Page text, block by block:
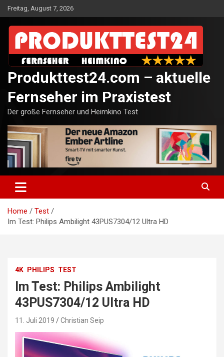
Skip
to
content
Freitag, August 7, 2026
Produkttest24.com – aktuelle
Fernseher im Praxistest
Der große Fernseher und Heimkino Test
Home
Test
Im Test: Philips Ambilight 43PUS7304/12 Ultra HD
4K PHILIPS TEST
Im Test: Philips Ambilight
43PUS7304/12 Ultra HD
11. Juli 2019 Christian Seip